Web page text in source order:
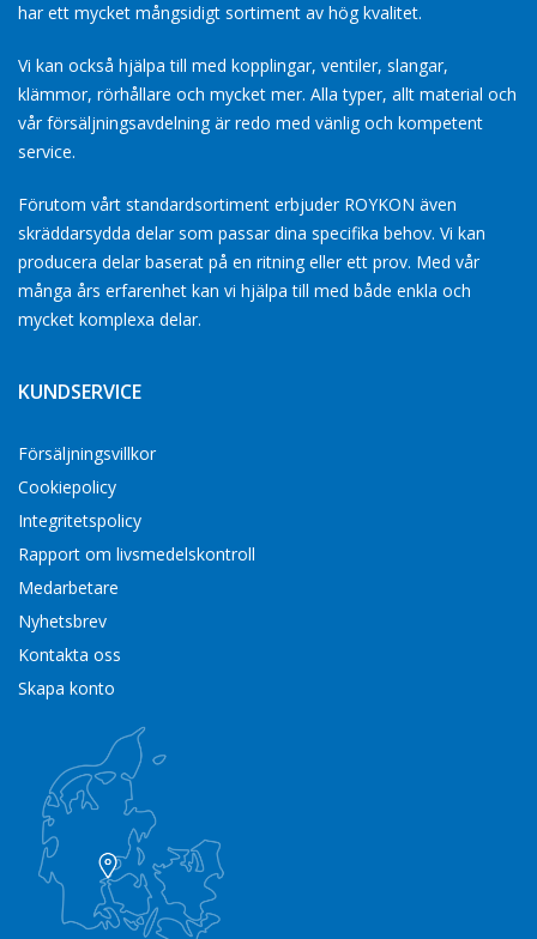
har ett mycket mångsidigt sortiment av hög kvalitet.
Vi kan också hjälpa till med kopplingar, ventiler, slangar,
klämmor, rörhållare och mycket mer. Alla typer, allt material och
vår försäljningsavdelning är redo med vänlig och kompetent
service.
Förutom vårt standardsortiment erbjuder ROYKON även
skräddarsydda delar som passar dina specifika behov. Vi kan
producera delar baserat på en ritning eller ett prov. Med vår
många års erfarenhet kan vi hjälpa till med både enkla och
mycket komplexa delar.
KUNDSERVICE
Försäljningsvillkor
Cookiepolicy
Integritetspolicy
Rapport om livsmedelskontroll
Medarbetare
Nyhetsbrev
Kontakta oss
Skapa konto